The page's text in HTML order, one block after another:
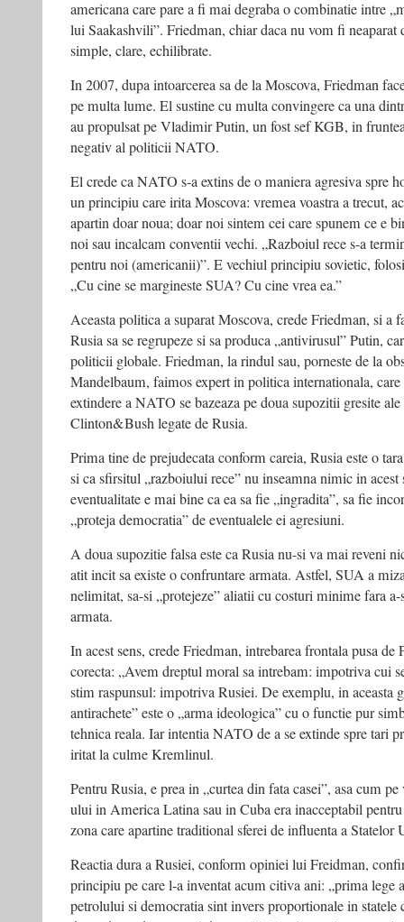
americana care pare a fi mai degraba o combinatie intre
lui Saakashvili”. Friedman, chiar daca nu vom fi neaparat
simple, clare, echilibrate.
In 2007, dupa intoarcerea sa de la Moscova, Friedman
pe multa lume. El sustine cu multa convingere ca una
au propulsat pe Vladimir Putin, un fost sef KGB, in
negativ al politicii NATO.
El crede ca NATO s-a extins de o maniera agresiva spre
un principiu care irita Moscova: vremea voastra a trecut,
apartin doar noua; doar noi sintem cei care spunem ce e
noi sau incalcam conventii vechi. „Razboiul rece s-a
pentru noi (americanii)”. E vechiul principiu sovietic,
„Cu cine se margineste SUA? Cu cine vrea ea.”
Aceasta politica a suparat Moscova, crede Friedman, si a
Rusia sa se regrupeze si sa produca „antivirusul” Putin,
politicii globale. Friedman, la rindul sau, porneste de la
Mandelbaum, faimos expert in politica internationala,
extindere a NATO se bazeaza pe doua supozitii gresite
Clinton&Bush legate de Rusia.
Prima tine de prejudecata conform careia, Rusia este o
si ca sfirsitul „razboiului rece” nu inseamna nimic in acest
eventualitate e mai bine ca ea sa fie „ingradita”, sa fie
„proteja democratia” de eventualele ei agresiuni.
A doua supozitie falsa este ca Rusia nu-si va mai reveni
atit incit sa existe o confruntare armata. Astfel, SUA a
nelimitat, sa-si „protejeze” aliatii cu costuri minime fara
armata.
In acest sens, crede Friedman, intrebarea frontala pusa de
corecta: „Avem dreptul moral sa intrebam: impotriva cui
stim raspunsul: impotriva Rusiei. De exemplu, in aceasta
antirachete” este o „arma ideologica” cu o functie pur
tehnica reala. Iar intentia NATO de a se extinde spre tari
iritat la culme Kremlinul.
Pentru Rusia, e prea in „curtea din fata casei”, asa cum
ului in America Latina sau in Cuba era inacceptabil
zona care apartine traditional sferei de influenta a Statelor
Reactia dura a Rusiei, conform opiniei lui Freidman,
principiu pe care l-a inventat acum citiva ani: „prima lege
petrolului si democratia sint invers proportionale in statele